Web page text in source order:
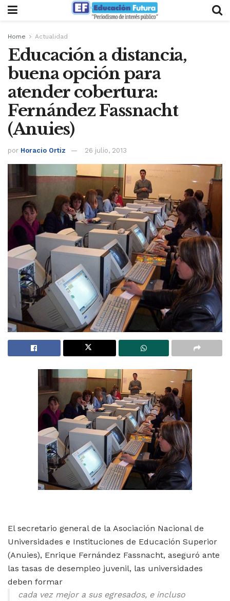
Home Actualidad
Educación a distancia,
buena opción para
atender cobertura:
Fernández Fassnacht
(Anuies)
por Horacio Ortiz 26 julio, 2013
El secretario general de la Asociación Nacional de
Universidades e Instituciones de Educación Superior
(Anuies), Enrique Fernández Fassnacht, aseguró ante
las tasas de desempleo juvenil, las universidades
deben formar
cada vez mejor a sus egresados, e incluso